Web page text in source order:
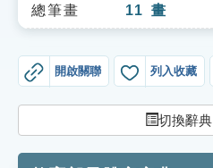
單字索引
總筆畫 11 畫
開啟關聯 列入收藏
切換辭典